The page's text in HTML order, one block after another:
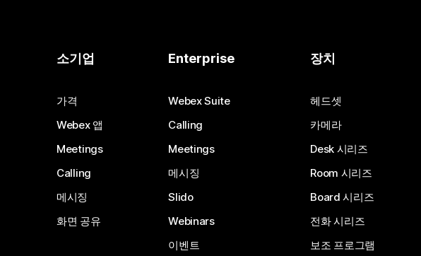
소기업
가격
Webex 앱
Meetings
Calling
메시징
화면 공유
Enterprise
Webex Suite
Calling
Meetings
메시징
Slido
Webinars
이벤트
장치
헤드셋
카메라
Desk 시리즈
Room 시리즈
Board 시리즈
전화 시리즈
보조 프로그램